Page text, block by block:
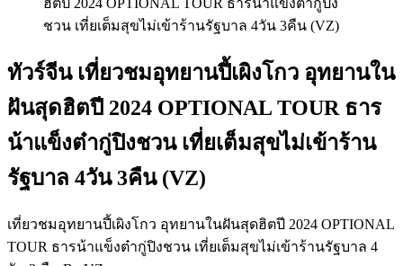
ทัวร์จีน เที่ยวชมอุทยานปี้เผิงโกว อุทยานใน
ฝันสุดฮิตปี 2024 OPTIONAL TOUR ธาร
น้าแข็งต๋ากู่ปิงชวน เที่ยเต็มสุขไม่เข้าร้าน
รัฐบาล 4วัน 3คืน (VZ)
เที่ยวชมอุทยานปี้เผิงโกว อุทยานในฝันสุดฮิตปี 2024 OPTIONAL
TOUR ธารน้าแข็งต๋ากู่ปิงชวน เที่ยเต็มสุขไม่เข้าร้านรัฐบาล 4